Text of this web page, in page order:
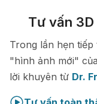
Tư vấn
Trong lần hẹn
"hình ảnh mới"
lời khuyên từ Dr.